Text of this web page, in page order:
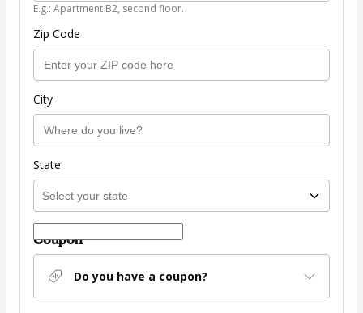
E.g.: Apartment B2, second floor.
Zip Code
City
State
Coupon
Do you have a coupon?